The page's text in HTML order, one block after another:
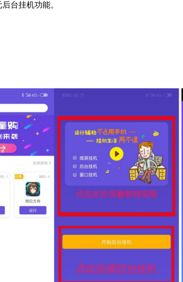
台挂机功能。